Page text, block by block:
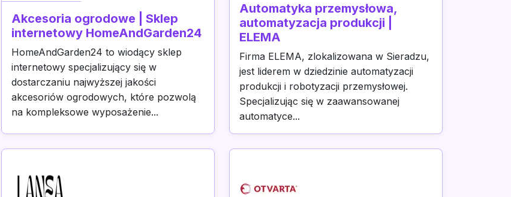
Akcesoria ogrodowe | Sklep
internetowy HomeAndGarden24
HomeAndGarden24 to wiodący sklep
internetowy specjalizujący się w
dostarczaniu najwyższej jakości
akcesoriów ogrodowych, które pozwolą
na kompleksowe wyposażenie...
Automatyka przemysłowa,
automatyzacja produkcji |
ELEMA
Firma ELEMA, zlokalizowana w Sieradzu,
jest liderem w dziedzinie automatyzacji
produkcji i robotyzacji przemysłowej.
Specjalizując się w zaawansowanej
automatyce...